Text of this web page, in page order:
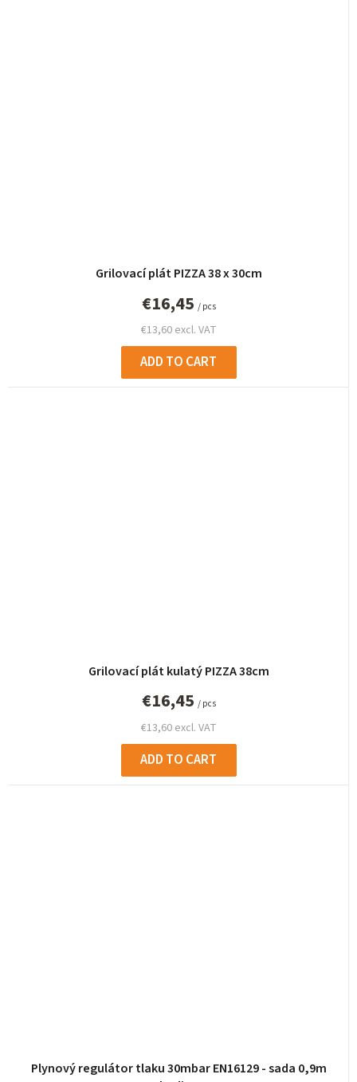
Grilovací plát PIZZA 38 x 30cm
€13,60 excl. VAT
€16,45 / pcs
ADD TO CART
Grilovací plát kulatý PIZZA 38cm
€13,60 excl. VAT
€16,45 / pcs
ADD TO CART
Plynový regulátor tlaku 30mbar EN16129 - sada 0,9m